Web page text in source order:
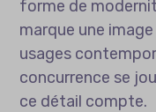
forme de
marque une
usages
concurrence se
ce détail compte.